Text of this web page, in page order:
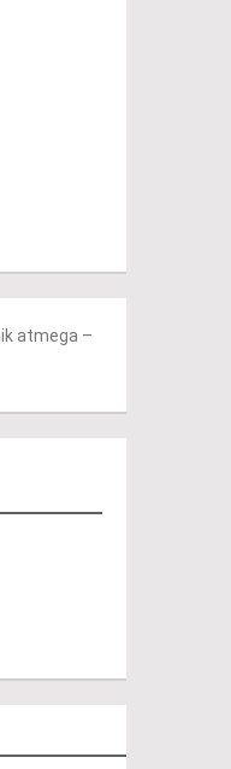
atmega –